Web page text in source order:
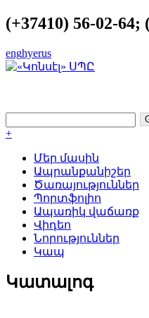
(+37410) 56-02-64;
enghyerus
+
Մեր մասին
Ապրանքանիշեր
Ծառայություններ
Պորտֆոլիո
Ապառիկ վաճառք
Վիդեո
Նորություններ
Կապ
Կատալոգ